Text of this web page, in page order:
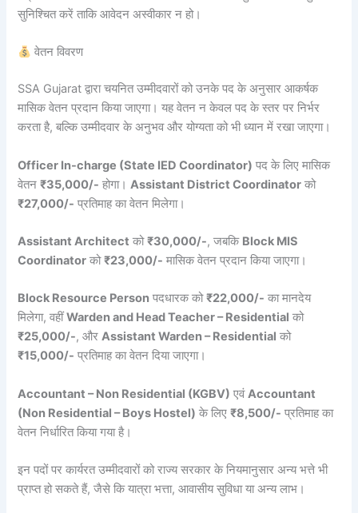
सुनिश्चित करें ताकि आवेदन अस्वीकार न हो।
वेतन विवरण
SSA Gujarat द्वारा चयनित उम्मीदवारों को उनके पद के अनुसार आकर्षक
मासिक वेतन प्रदान किया जाएगा। यह वेतन न केवल पद के स्तर पर निर्भर
करता है, बल्कि उम्मीदवार के अनुभव और योग्यता को भी ध्यान में रखा जाएगा।
Officer In-charge (State IED Coordinator) पद के लिए मासिक
वेतन₹35,000/- होगा।Assistant District Coordinator को
₹27,000/- प्रतिमाह का वेतन मिलेगा।
Assistant Architect को₹30,000/-, जबकि Block MIS
Coordinator को₹23,000/- मासिक वेतन प्रदान किया जाएगा।
Block Resource Person पदधारक को₹22,000/- का मानदेय
मिलेगा, वहींWarden and Head Teacher – Residential को
₹25,000/-, औरAssistant Warden – Residential को
₹15,000/- प्रतिमाह का वेतन दिया जाएगा।
Accountant – Non Residential (KGBV) एवंAccountant
(Non Residential – Boys Hostel) के लिए₹8,500/- प्रतिमाह का
वेतन निर्धारित किया गया है।
इन पदों पर कार्यरत उम्मीदवारों को राज्य सरकार के नियमानुसार अन्य भत्ते भी
प्राप्त हो सकते हैं, जैसे कि यात्रा भत्ता, आवासीय सुविधा या अन्य लाभ।